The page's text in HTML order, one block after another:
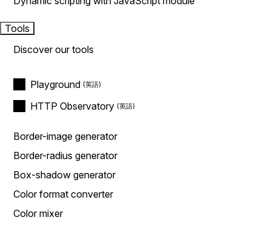
Tools
Discover our tools
Playground
HTTP Observatory
Border-image generator
Border-radius generator
Box-shadow generator
Color format converter
Color mixer